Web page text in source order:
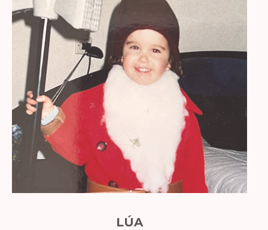
LÚA